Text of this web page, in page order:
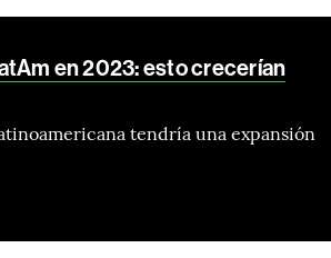
en 2023: esto crecerían
tendría una expansión